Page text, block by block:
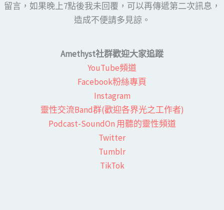
留言，如果晚上7點後我未回覆，可以再傳遞第二次訊息，
造成不便請多見諒。
Amethyst社群歡迎大家追蹤
YouTube頻道
Facebook粉絲專頁​
Instagram
靈性交流Band群(歡迎各界光之工作者)​
Podcast-SoundOn 用聽的靈性頻道
​Twitter
Tumblr
TikTok